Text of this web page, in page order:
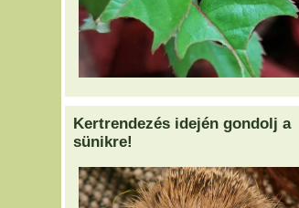
Kertrendezés idején gondolj a
sünikre!